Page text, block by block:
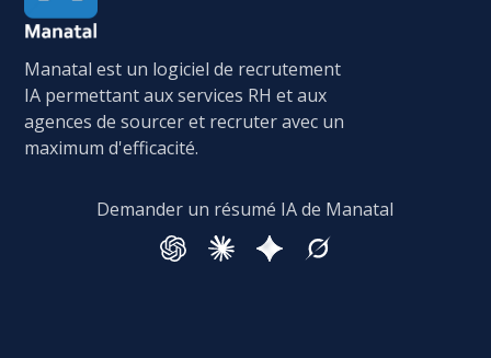
Manatal est un logiciel de recrutement
IA permettant aux services RH et aux
agences de sourcer et recruter avec un
maximum d'efficacité.
Demander un résumé IA de Manatal